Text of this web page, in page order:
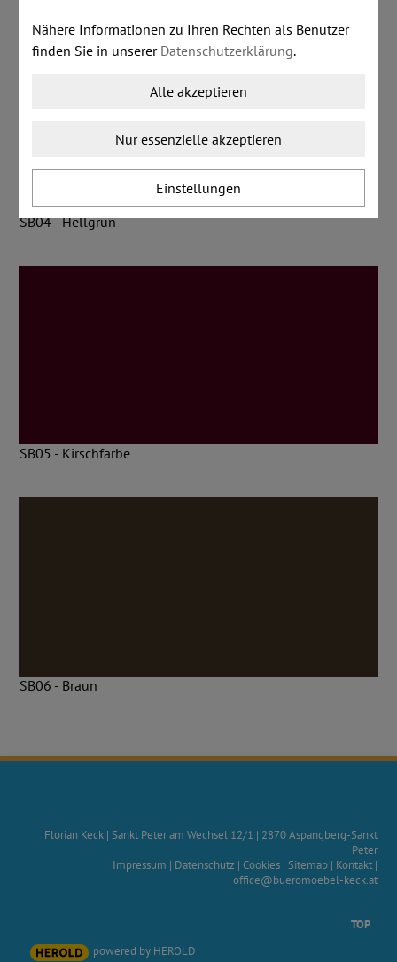
SB04 - Hellgrün
SB05 - Kirschfarbe
SB06 - Braun
Florian Keck| Sankt Peter am Wechsel 12/1 | 2870 Aspangberg-Sankt
Peter
Impressum | Datenschutz | Cookies| Sitemap| Kontakt|
office@bueromoebel-keck.at
TOP
powered by HEROLD
Nähere Informationen zu Ihren Rechten als Benutzer
finden Sie in unserer Datenschutzerklärung.
Alle akzeptieren
Nur essenzielle akzeptieren
Einstellungen